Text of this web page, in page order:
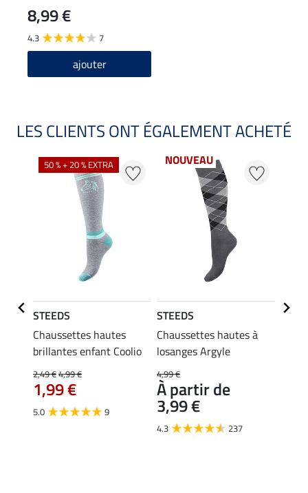
8,99 €
4.3 7
ajouter
LES CLIENTS ONT ÉGALEMENT ACHETÉ
50 % + 20 % EXTRA
STEEDS
Chaussettes hautes
brillantes enfant Coolio
2,49 €4,99 €
1,99 €
5.0 9
NOUVEAU
STEEDS
Chaussettes hautes à
losanges Argyle
4,99 €
À partir de
3,99 €
4.3 237
Felix